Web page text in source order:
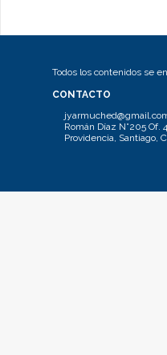
Todos los contenidos se
CONTACTO
Román Díaz N°205 Of.
Providencia, Santiago,